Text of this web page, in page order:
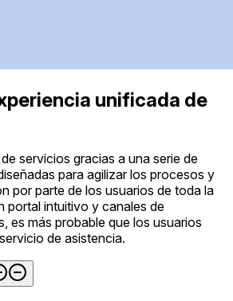
unificada de
servicios gracias a una serie de
para agilizar los procesos y
por parte de los usuarios de toda la
portal intuitivo y canales de
es más probable que los usuarios
de asistencia.